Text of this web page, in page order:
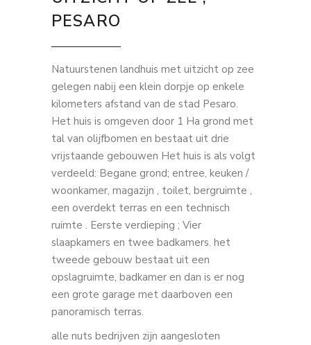
PESARO
Natuurstenen landhuis met uitzicht op zee
gelegen nabij een klein dorpje op enkele
kilometers afstand van de stad Pesaro.
Het huis is omgeven door 1 Ha grond met
tal van olijfbomen en bestaat uit drie
vrijstaande gebouwen Het huis is als volgt
verdeeld: Begane grond; entree, keuken /
woonkamer, magazijn , toilet, bergruimte ,
een overdekt terras en een technisch
ruimte . Eerste verdieping ; Vier
slaapkamers en twee badkamers. het
tweede gebouw bestaat uit een
opslagruimte, badkamer en dan is er nog
een grote garage met daarboven een
panoramisch terras.
alle nuts bedrijven zijn aangesloten